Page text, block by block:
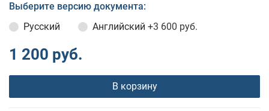
Выберите версию документа:
Русский
Английский +3 600 руб.
1 200 руб.
В корзину